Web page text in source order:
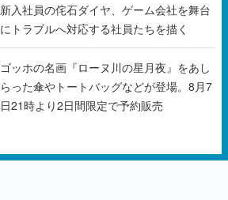
新入社員の侘石ダイヤ、ゲーム会社を舞台
にトラブルへ対応する社員たちを描く
ゴッホの名画『ローヌ川の星月夜』をあし
らった傘やトートバッグなどが登場。8月7
日21時より2日間限定で予約販売